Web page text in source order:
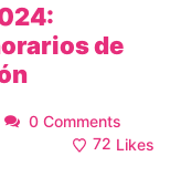
de
0 Comments
72 Likes